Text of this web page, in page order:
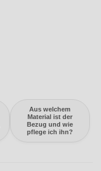
Aus welchem
Material ist der
Bezug und wie
pflege ich ihn?